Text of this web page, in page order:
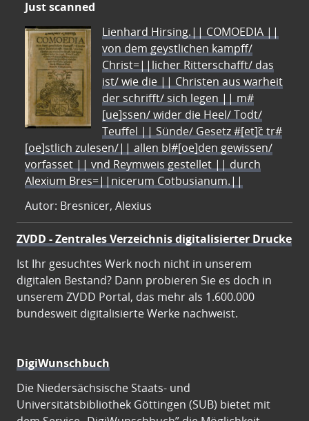
Just scanned
Lienhard Hirsing.|| COMOEDIA ||
von dem geystlichen kampff/
Christ=||licher Ritterschafft/ das
ist/ wie die || Christen aus warheit
der schrifft/ sich legen || m#
[ue]ssen/ wider die Heel/ Todt/
Teuffel || Sünde/ Gesetz #[et]c̃ tr#
[oe]stlich zulesen/|| allen bl#[oe]den gewissen/
vorfasset || vnd Reymweis gestellet || durch
Alexium Bres=||nicerum Cotbusianum.||
Autor: Bresnicer, Alexius
ZVDD - Zentrales Verzeichnis digitalisierter Drucke
Ist Ihr gesuchtes Werk noch nicht in unserem
digitalen Bestand? Dann probieren Sie es doch in
unserem ZVDD Portal, das mehr als 1.600.000
bundesweit digitalisierte Werke nachweist.
DigiWunschbuch
Die Niedersächsische Staats- und
Universitätsbibliothek Göttingen (SUB) bietet mit